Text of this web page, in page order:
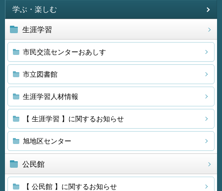
学ぶ・楽しむ
生涯学習
市民交流センターおあしす
市立図書館
生涯学習人材情報
【 生涯学習 】に関するお知らせ
旭地区センター
公民館
【 公民館 】に関するお知らせ